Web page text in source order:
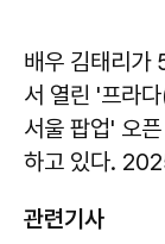
배우 김태리가
서 열린 '프라
서울 팝업' 오
하고 있다.
관련기사